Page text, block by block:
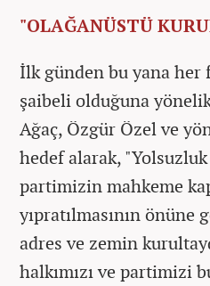
"OLAĞANÜSTÜ
İlk günden bu yana her
şaibeli olduğuna
Ağaç, Özgür Özel ve
hedef alarak,
partimizin mahkeme
yıpratılmasının önüne
adres ve zemin
halkımızı ve partimizi